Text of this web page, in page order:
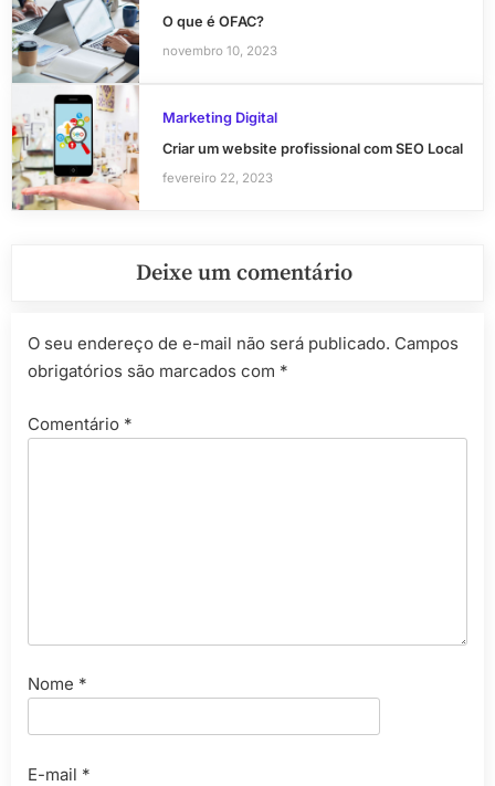
O que é OFAC?
novembro 10, 2023
Marketing Digital
Criar um website profissional com SEO Local
fevereiro 22, 2023
Deixe um comentário
O seu endereço de e-mail não será publicado. Campos
obrigatórios são marcados com *
Comentário *
Nome *
E-mail *